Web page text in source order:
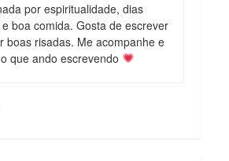
por espiritualidade, dias
boa comida. Gosta de escrever
boas risadas. Me acompanhe e
que ando escrevendo